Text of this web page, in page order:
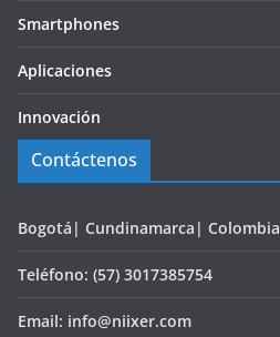
Smartphones
Aplicaciones
Innovación
Contáctenos
Bogotá| Cundinamarca| Colombia
Teléfono: (57) 3017385754
Email: info@niixer.com